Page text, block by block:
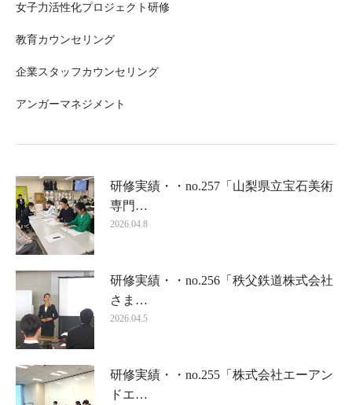
女子力活性化プロジェクト研修
教育カウンセリング
企業スタッフカウンセリング
アンガーマネジメント
研修実績・・no.257「山梨県立宝石美術
専門…
2026.04.8
研修実績・・no.256「秩父鉄道株式会社
さま…
2026.04.5
研修実績・・no.255「株式会社エーアン
ドエ…